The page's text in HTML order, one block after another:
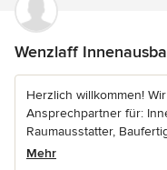
Wenzlaff
Herzlich willkommen!
Ansprechpartner für:
Raumausstatter,
Mehr